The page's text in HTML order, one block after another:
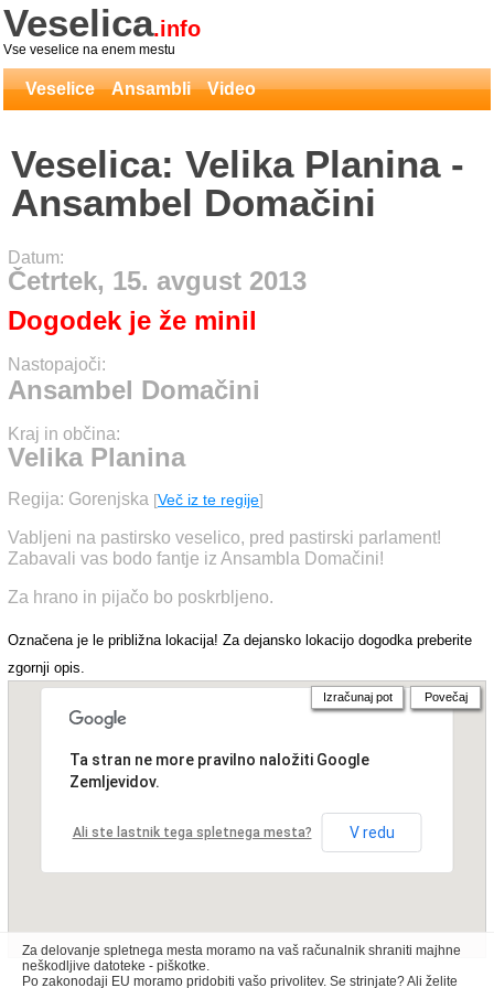
Veselica.info
Vse veselice na enem mestu
Veselice Ansambli Video
Veselica: Velika Planina -
Ansambel Domačini
Datum:
Četrtek, 15. avgust 2013
Dogodek je že minil
Nastopajoči:
Ansambel Domačini
Kraj in občina:
Velika Planina
Regija: Gorenjska [Več iz te regije]
Vabljeni na pastirsko veselico, pred pastirski parlament!
Zabavali vas bodo fantje iz Ansambla Domačini!
Za hrano in pijačo bo poskrbljeno.
Označena je le približna lokacija! Za dejansko lokacijo dogodka preberite
zgornji opis.
Ta stran ne more pravilno naložiti Google
Zemljevidov.
Ali ste lastnik tega spletnega mesta? V redu
Izračunaj pot Povečaj
Za delovanje spletnega mesta moramo na vaš računalnik shraniti majhne
neškodljive datoteke - piškotke.
Po zakonodaji EU moramo pridobiti vašo privolitev. Se strinjate? Ali želite